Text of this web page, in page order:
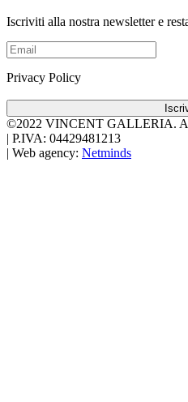
Iscriviti alla nostra newsletter e
Privacy Policy
©2022 VINCENT GALLERIA.
P.IVA: 04429481213
Web agency: Netminds